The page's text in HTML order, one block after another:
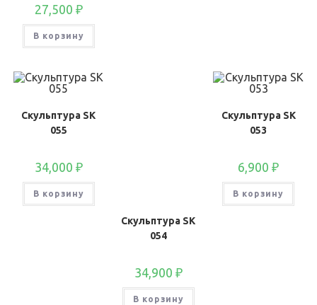
27,500 ₽
В корзину
Скульптура SK
055
34,000 ₽
В корзину
Скульптура SK
054
34,900 ₽
В корзину
Скульптура SK
053
6,900₽
В корзину